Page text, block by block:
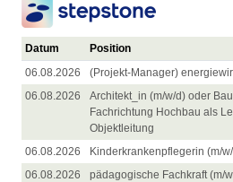
Datum Position
06.08.2026
(Projekt-Manager)
06.08.2026
Architekt_in (m/w/d) oder
Fachrichtung Hochbau als
Objektleitung
06.08.2026 Kinderkrankenpflegerin (m/
06.08.2026
pädagogische Fachkraft (m/